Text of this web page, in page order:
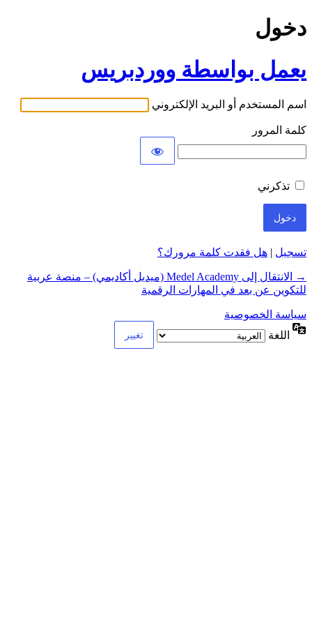
دخول
يعمل بواسطة ووردبريس
اسم المستخدم أو البريد الإلكتروني
كلمة المرور
تذكرني
تسجيل | هل فقدت كلمة مرورك؟
→ الانتقال إلى Medel Academy (ميديل أكاديمي) – منصة عربية
للتكوين عن بعد في المهارات الرقمية
سياسة الخصوصية
اللغة